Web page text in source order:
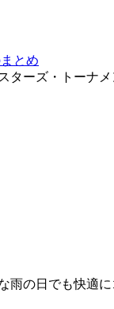
とめ
ターズ・トー
の日でも快適